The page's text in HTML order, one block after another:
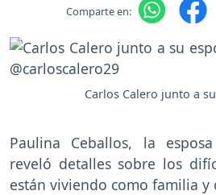
Comparte en:
Carlos Calero junto a
Paulina Ceballos, la
reveló detalles sobre los
están viviendo como familia y